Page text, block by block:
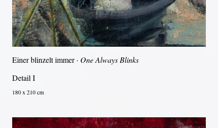
Einer blinzelt immer · One Always Blinks
Detail I
180 x 210 cm